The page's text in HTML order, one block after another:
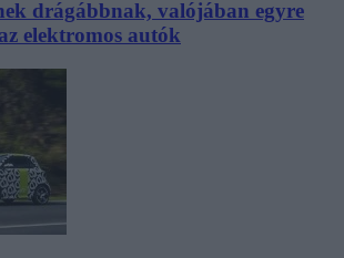
drágábbnak, valójában egyre
elektromos autók